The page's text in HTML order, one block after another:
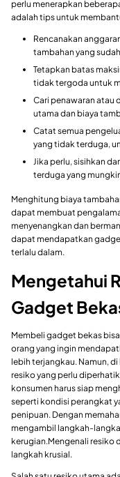
perlu menerapkan
adalah tips untuk
Rencanakan
tambahan yang
Tetapkan batas
tidak tergoda untuk
Cari penawaran atau
utama dan biaya
Catat semua
yang tidak terduga,
Jika perlu, sisihkan
terduga yang
Menghitung biaya
dapat membuat
menyenangkan dan
dapat mendapatkan
terlalu dalam.
Mengetahui
Gadget
Membeli gadget bekas
orang yang ingin
lebih terjangkau. Namun,
resiko yang perlu
konsumen harus siap
seperti kondisi perangkat
penipuan. Dengan
mengambil langkah-
kerugian.Mengenali resiko
langkah krusial.